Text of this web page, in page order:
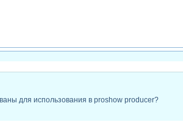
для использования в proshow producer?